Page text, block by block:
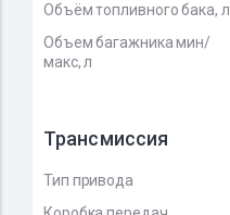
Объём топливного бака, л
Объем багажника мин/
макс, л
Трансмиссия
Тип привода